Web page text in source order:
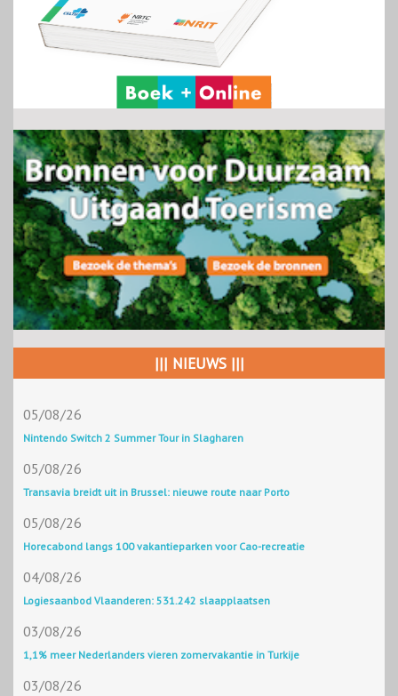
||| NIEUWS |||
05/08/26
Nintendo Switch 2 Summer Tour in Slagharen
05/08/26
Transavia breidt uit in Brussel: nieuwe route naar Porto
05/08/26
Horecabond langs 100 vakantieparken voor Cao-recreatie
04/08/26
Logiesaanbod Vlaanderen: 531.242 slaapplaatsen
03/08/26
1,1% meer Nederlanders vieren zomervakantie in Turkije
03/08/26